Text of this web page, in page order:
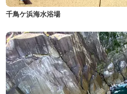
千鳥ケ浜海水浴場